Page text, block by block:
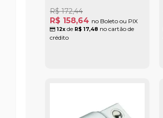
R$ 158,64 no Boleto ou PIX
R$ 172,44
12x de R$ 17,48 no cartão de
crédito